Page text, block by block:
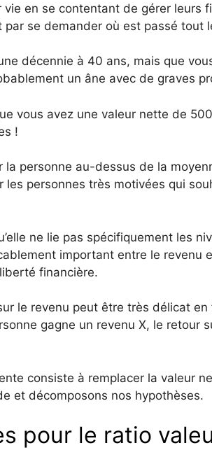
en se contentant de gérer leurs
se demander où est passé tout
décennie à 40 ans, mais que vous
un âne avec de graves
vous avez une valeur nette de
!
la personne au-dessus de la
personnes très motivées qui
ne lie pas spécifiquement les
important entre le revenu
financière.
le revenu peut être très délicat
gagne un revenu X, le retour
consiste à remplacer la valeur
et décomposons nos hypothèses.
pour le ratio